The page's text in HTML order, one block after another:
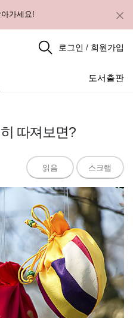
아가세요!
로그인 / 회원가입
도서출판
따져보면?
읽음 스크랩